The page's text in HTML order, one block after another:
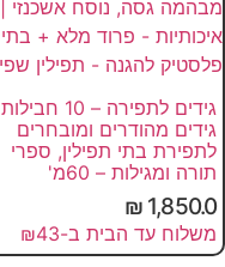
גידים לתפירה – 10 חבילות
גידים מהודרים ומובחרים
לתפירת בתי תפילין, ספרי
תורה ומגילות – 60מ'
1,850.0
₪
משלוח עד הבית ב-₪43